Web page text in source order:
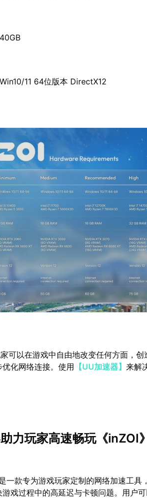
40GB
Win10/11 64位版本 DirectX12
可以在游戏中自由地改变任何方面，
化网络连接。使用 【UU加速器】来解
力玩家高速畅玩《inZOI》
一款专为游戏玩家定制的网络加速工具
游戏过程中的高延迟与卡顿问题。用户